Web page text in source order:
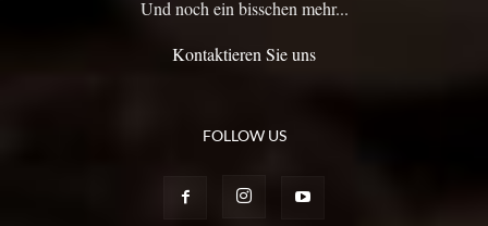
Und noch ein bisschen mehr...
Kontaktieren Sie uns
FOLLOW US